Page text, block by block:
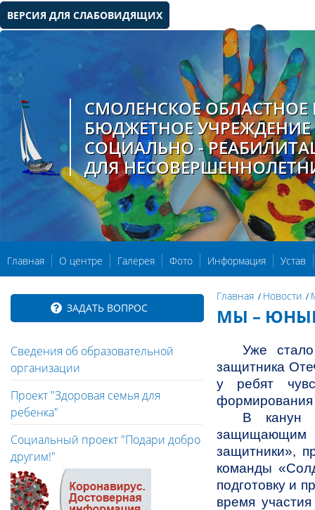
ВЕРСИЯ ДЛЯ СЛАБОВИДЯЩИХ
СМОЛЕНСКОЕ ОБЛАСТНОЕ
БЮДЖЕТНОЕ
СОЦИАЛЬНО -
ДЛЯ
Главная О центре Галерея Фото Информация Устав
ЗАДАТЬ ВОПРОС
Сведения об образовательной
организации
Проект "Здоровая семья для
ребенка"
Социальный проект "Подари добро
другим!"
Главная Новости
МЫ –
Уже
защитника
у ребят
формирования
В канун
защищающим
защитники»,
команды
подготовку и
время